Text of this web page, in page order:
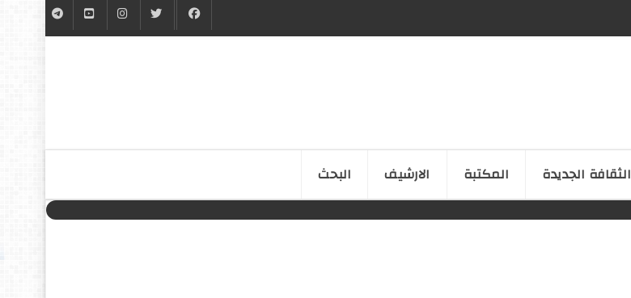
الثقافة الجدیدة المكتبة الارشیف البحث